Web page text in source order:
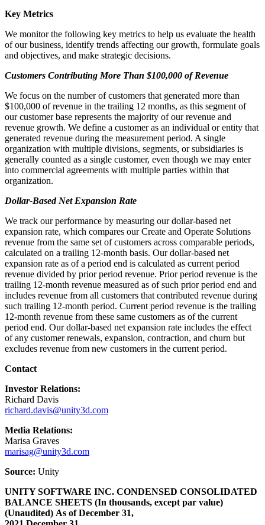
Key Metrics
We monitor the following key metrics to help us evaluate the health
of our business, identify trends affecting our growth, formulate goals
and objectives, and make strategic decisions.
Customers Contributing More Than $100,000 of Revenue
We focus on the number of customers that generated more than
$100,000 of revenue in the trailing 12 months, as this segment of
our customer base represents the majority of our revenue and
revenue growth. We define a customer as an individual or entity that
generated revenue during the measurement period. A single
organization with multiple divisions, segments, or subsidiaries is
generally counted as a single customer, even though we may enter
into commercial agreements with multiple parties within that
organization.
Dollar-Based Net Expansion Rate
We track our performance by measuring our dollar-based net
expansion rate, which compares our Create and Operate Solutions
revenue from the same set of customers across comparable periods,
calculated on a trailing 12-month basis. Our dollar-based net
expansion rate as of a period end is calculated as current period
revenue divided by prior period revenue. Prior period revenue is the
trailing 12-month revenue measured as of such prior period end and
includes revenue from all customers that contributed revenue during
such trailing 12-month period. Current period revenue is the trailing
12-month revenue from these same customers as of the current
period end. Our dollar-based net expansion rate includes the effect
of any customer renewals, expansion, contraction, and churn but
excludes revenue from new customers in the current period.
Contact
Investor Relations:
Richard Davis
richard.davis@unity3d.com
Media Relations:
Marisa Graves
marisag@unity3d.com
Source: Unity
UNITY SOFTWARE INC. CONDENSED CONSOLIDATED
BALANCE SHEETS (In thousands, except par value)
(Unaudited) As of December 31,